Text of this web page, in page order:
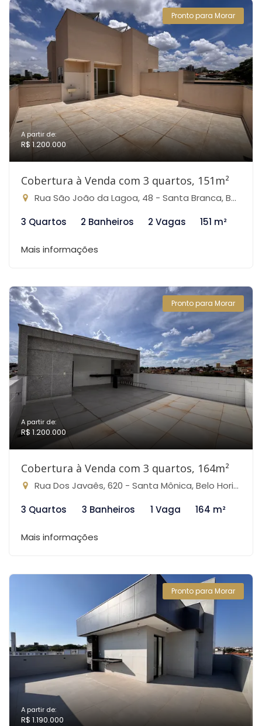
Pronto para Morar
A partir de:
R$ 1.200.000
Cobertura à Venda com 3 quartos, 151m²
Rua São João da Lagoa, 48 - Santa Branca, Belo Horizonte-MG
3 Quartos
2 Banheiros 2 Vagas 151 m²
Mais informações
Pronto para Morar
A partir de:
R$ 1.200.000
Cobertura à Venda com 3 quartos, 164m²
Rua Dos Javaês, 620 - Santa Mônica, Belo Horizonte-MG
3 Quartos
3 Banheiros 1 Vaga 164 m²
Mais informações
Pronto para Morar
A partir de:
R$ 1.190.000